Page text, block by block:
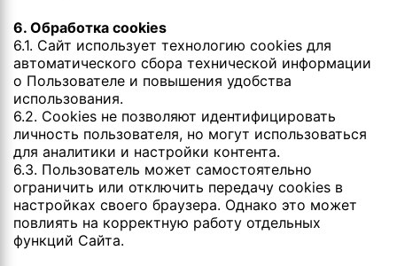
6. Обработка cookies
6.1. Сайт использует технологию cookies для
автоматического сбора технической информации
о Пользователе и повышения удобства
использования.
6.2. Cookies не позволяют идентифицировать
личность пользователя, но могут использоваться
для аналитики и настройки контента.
6.3. Пользователь может самостоятельно
ограничить или отключить передачу cookies в
настройках своего браузера. Однако это может
повлиять на корректную работу отдельных
функций Сайта.